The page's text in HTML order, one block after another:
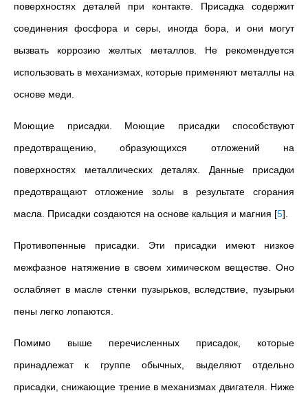
поверхностях деталей при контакте. Присадка содержит
соединения фосфора и серы, иногда бора, и они могут
вызвать коррозию желтых металлов. Не рекомендуется
использовать в механизмах, которые применяют металлы на
основе меди.
Моющие присадки. Моющие присадки способствуют
предотвращению, образующихся отложений на
поверхностях металлических деталях. Данные присадки
предотвращают отложение золы в результате сгорания
масла. Присадки создаются на основе кальция и магния [5]
Противопенные присадки. Эти присадки имеют низкое
межфазное натяжение в своем химическом веществе. Оно
ослабляет в масле стенки пузырьков, вследствие, пузырьки
пены легко лопаются.
Помимо выше перечисленных присадок, которые
принадлежат к группе обычных, выделяют отдельно
присадки, снижающие трение в механизмах двигателя. Ниже